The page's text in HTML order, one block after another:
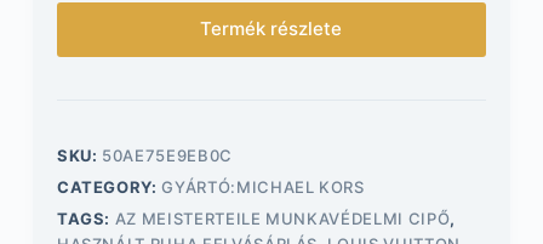
Termék részlete
SKU: 50AE75E9EB0C
CATEGORY:GYÁRTÓ:MICHAEL KORS
TAGS: AZ MEISTERTEILE MUNKAVÉDELMI CIPŐ,